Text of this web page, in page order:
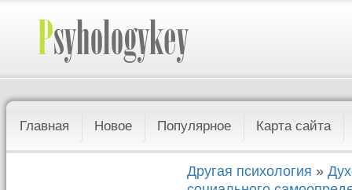
Главная Новое Популярное Карта сайта
Другая психология »